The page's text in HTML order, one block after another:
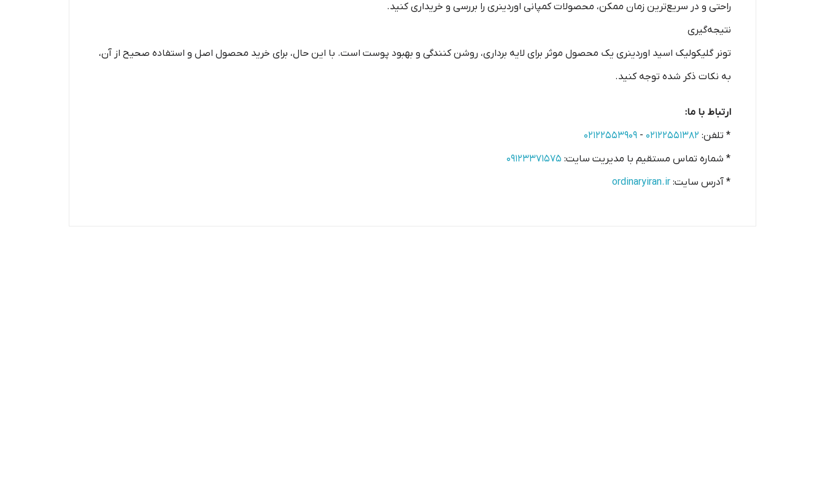
راحتی و در سریع‌ترین زمان ممکن، محصولات کمپانی اوردینری را بررسی و خریداری کنید.
نتیجه‌گیری
تونر گلیکولیک اسید اوردینری یک محصول موثر برای لایه برداری، روشن کنندگی و بهبود پوست است. با این حال، برای خرید محصول اصل و استفاده صحیح از آن،
به نکات ذکر شده توجه کنید.
ارتباط با ما:
* تلفن: ۰۲۱۲۲۵۵۱۳۸۲ - ۰۲۱۲۲۵۵۳۹۰۹
* شماره تماس مستقیم با مدیریت سایت: ۰۹۱۲۳۳۷۱۵۷۵
* آدرس سایت: ordinaryiran.ir